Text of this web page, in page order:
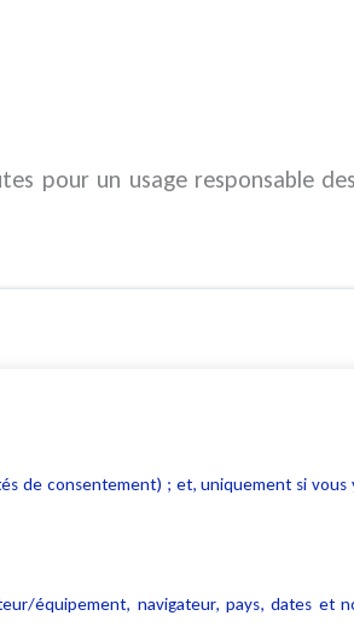
pour un usage responsable
de consentement) ; et, uniquement si vous
équipement, navigateur, pays, dates et